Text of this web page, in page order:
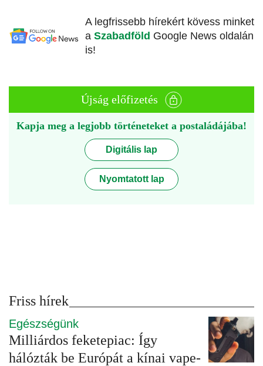
A legfrissebb hírekért kövess minket
a Szabadföld Google News oldalán
is!
Újság előfizetés
Kapja meg a legjobb történeteket a postaládájába!
Digitális lap
Nyomtatott lap
Friss hírek
Egészségünk
Milliárdos feketepiac: Így
hálózták be Európát a kínai vape-